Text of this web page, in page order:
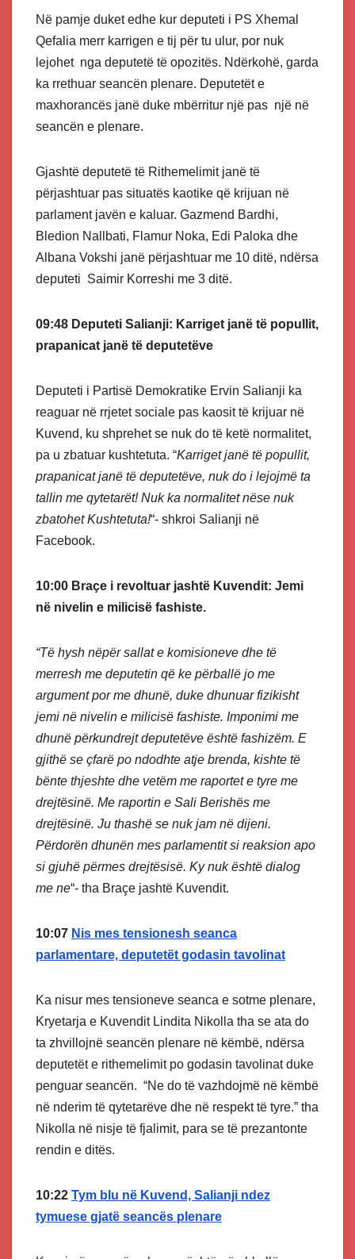
Në pamje duket edhe kur deputeti i PS Xhemal
Qefalia merr karrigen e tij për tu ulur, por nuk
lejohet nga deputetë të opozitës. Ndërkohë, garda
ka rrethuar seancën plenare. Deputetët e
maxhorancës janë duke mbërritur një pas një në
seancën e plenare.
Gjashtë deputetë të Rithemelimit janë të
përjashtuar pas situatës kaotike që krijuan në
parlament javën e kaluar. Gazmend Bardhi,
Bledion Nallbati, Flamur Noka, Edi Paloka dhe
Albana Vokshi janë përjashtuar me 10 ditë, ndërsa
deputeti Saimir Korreshi me 3 ditë.
09:48 Deputeti Salianji: Karriget janë të popullit,
prapanicat janë të deputetëve
Deputeti i Partisë Demokratike Ervin Salianji ka
reaguar në rrjetet sociale pas kaosit të krijuar në
Kuvend, ku shprehet se nuk do të ketë normalitet,
pa u zbatuar kushtetuta. “Karriget janë të popullit,
prapanicat janë të deputetëve, nuk do i lejojmë ta
tallin me qytetarët! Nuk ka normalitet nëse nuk
zbatohet Kushtetuta!“- shkroi Salianji në
Facebook.
10:00 Braçe i revoltuar jashtë Kuvendit: Jemi
në nivelin e milicisë fashiste.
“Të hysh nëpër sallat e komisioneve dhe të
merresh me deputetin që ke përballë jo me
argument por me dhunë, duke dhunuar fizikisht
jemi në nivelin e milicisë fashiste. Imponimi me
dhunë përkundrejt deputetëve është fashizëm. E
gjithë se çfarë po ndodhte atje brenda, kishte të
bënte thjeshte dhe vetëm me raportet e tyre me
drejtësinë. Me raportin e Sali Berishës me
drejtësinë. Ju thashë se nuk jam në dijeni.
Përdorën dhunën mes parlamentit si reaksion apo
si gjuhë përmes drejtësisë. Ky nuk është dialog
me ne“- tha Braçe jashtë Kuvendit.
10:07 Nis mes tensionesh seanca
parlamentare, deputetët godasin tavolinat
Ka nisur mes tensioneve seanca e sotme plenare,
Kryetarja e Kuvendit Lindita Nikolla tha se ata do
ta zhvillojnë seancën plenare në këmbë, ndërsa
deputetët e rithemelimit po godasin tavolinat duke
penguar seancën. “Ne do të vazhdojmë në këmbë
në nderim të qytetarëve dhe në respekt të tyre.” tha
Nikolla në nisje të fjalimit, para se të prezantonte
rendin e ditës.
10:22 Tym blu në Kuvend, Salianji ndez
tymuese gjatë seancës plenare